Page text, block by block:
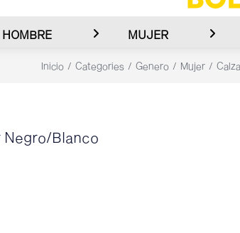
HOMBRE MUJER
Inicio Categories Genero Mujer
Negro/Blanco